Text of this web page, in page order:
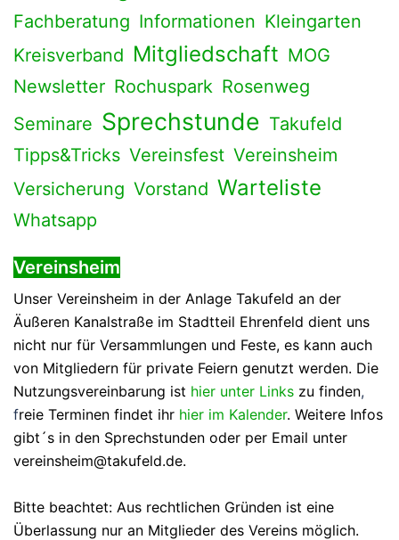
Fachberatung Informationen Kleingarten
Kreisverband Mitgliedschaft MOG
Newsletter Rochuspark Rosenweg
Seminare Sprechstunde Takufeld
Tipps&Tricks Vereinsfest Vereinsheim
Versicherung Vorstand Warteliste
Whatsapp
Vereinsheim
Unser Vereinsheim in der Anlage Takufeld an der
Äußeren Kanalstraße im Stadtteil Ehrenfeld dient uns
nicht nur für Versammlungen und Feste, es kann auch
von Mitgliedern für private Feiern genutzt werden. Die
Nutzungsvereinbarung ist hier unter Links zu finden,
freie Terminen findet ihr hier im Kalender. Weitere Infos
gibt´s in den Sprechstunden oder per Email unter
vereinsheim@takufeld.de.
Bitte beachtet: Aus rechtlichen Gründen ist eine
Überlassung nur an Mitglieder des Vereins möglich.